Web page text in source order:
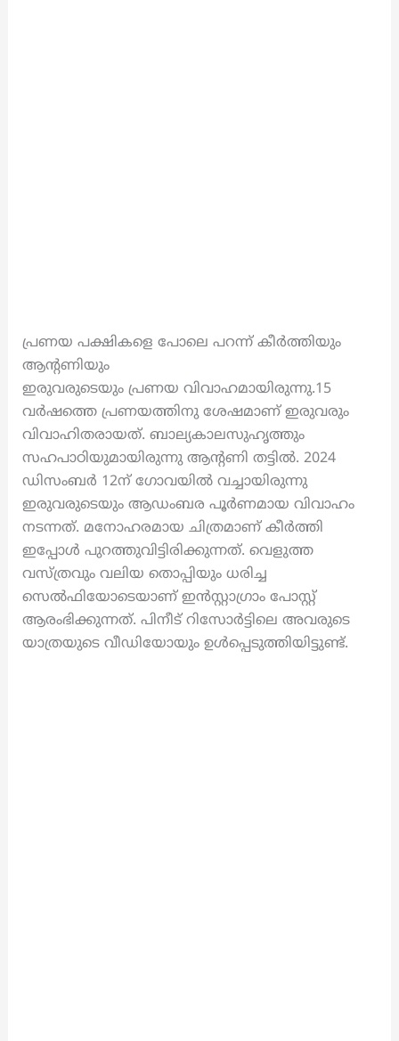
പ്രണയ പക്ഷികളെ പോലെ പറന്ന് കീർത്തിയും
ആന്റണിയും
ഇരുവരുടെയും പ്രണയ വിവാഹമായിരുന്നു.15
വർഷത്തെ പ്രണയത്തിനു ശേഷമാണ് ഇരുവരും
വിവാഹിതരായത്. ബാല്യകാലസുഹൃത്തും
സഹപാഠിയുമായിരുന്നു ആന്റണി തട്ടിൽ. 2024
ഡിസംബർ 12ന് ഗോവയിൽ വച്ചായിരുന്നു
ഇരുവരുടെയും ആഡംബര പൂർണമായ വിവാഹം
നടന്നത്. മനോഹരമായ ചിത്രമാണ് കീർത്തി
ഇപ്പോൾ പുറത്തുവിട്ടിരിക്കുന്നത്. വെളുത്ത
വസ്ത്രവും വലിയ തൊപ്പിയും ധരിച്ച
സെൽഫിയോടെയാണ് ഇൻസ്റ്റാഗ്രാം പോസ്റ്റ്
ആരംഭിക്കുന്നത്. പിനീട് റിസോർട്ടിലെ അവരുടെ
യാത്രയുടെ വീഡിയോയും ഉൾപ്പെടുത്തിയിട്ടുണ്ട്.